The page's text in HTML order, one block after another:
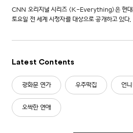
CNN 오리지널 시리즈 <K-Everything>은 현대
토요일 전 세계 시청자를 대상으로 공개하고 있다.
Latest Contents
광화문 연가 우주떡집 언
오싹한 연애